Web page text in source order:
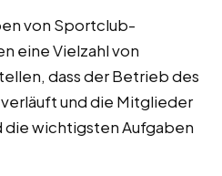
von Sportclub-
eine Vielzahl von
dass der Betrieb des
und die Mitglieder
die wichtigsten Aufgaben